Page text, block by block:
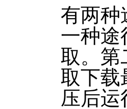
有两种
一种途
取。第
取下载
压后